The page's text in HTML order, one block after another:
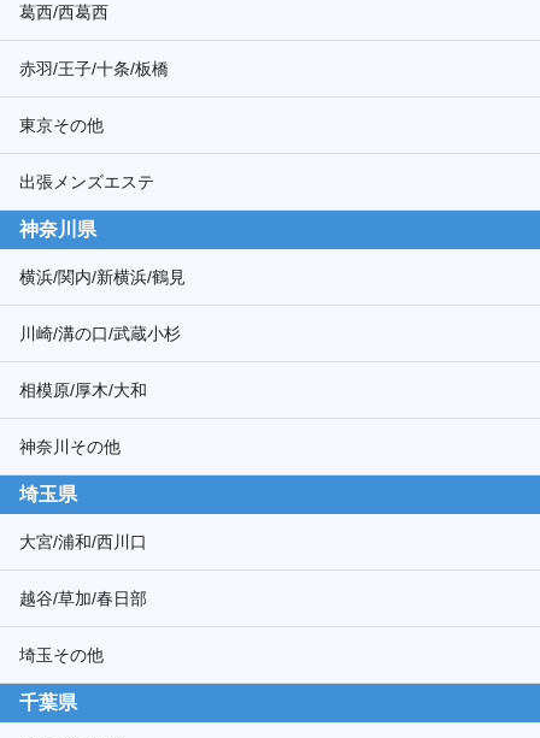
葛西/西葛西
赤羽/王子/十条/板橋
東京その他
出張メンズエステ
神奈川県
横浜/関内/新横浜/鶴見
川崎/溝の口/武蔵小杉
相模原/厚木/大和
神奈川その他
埼玉県
大宮/浦和/西川口
越谷/草加/春日部
埼玉その他
千葉県